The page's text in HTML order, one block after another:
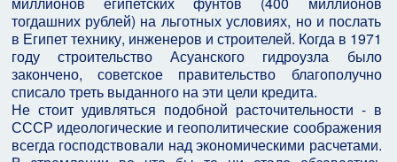
тогдашних рублей) на льготных условиях, но и послать
в Египет технику, инженеров и строителей. Когда в 1971
году строительство Асуанского гидроузла было
закончено, советское правительство благополучно
списало треть выданного на эти цели кредита.
Не стоит удивляться подобной расточительности - в
СССР идеологические и геополитические соображения
всегда господствовали над экономическими расчетами.